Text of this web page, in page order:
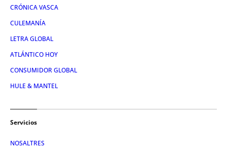
CRÓNICA VASCA
CULEMANÍA
LETRA GLOBAL
ATLÁNTICO HOY
CONSUMIDOR GLOBAL
HULE & MANTEL
Servicios
NOSALTRES